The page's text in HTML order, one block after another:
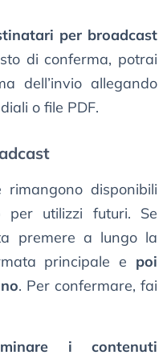
per broadcast
di conferma, potrai
dell’invio allegando
o file PDF.
rimangono disponibili
per utilizzi futuri. Se
premere a lungo la
principale e poi
. Per confermare, fai
i contenuti